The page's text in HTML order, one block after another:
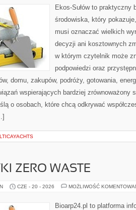
Ekos-Sułów to praktyczny
środowiska, który
musi oznaczać wielkich
decyzji ani kosztownych
w którym czytelnik może
podpowiedzi oraz
domu, zakupów, podróży, gotowania,
wspierających bardziej zrównoważony
o osobach, które chcą odkrywać
ZERO WASTE
CZE - 20 - 2026 MOŻLIWOŚĆ
Bioarp24.pl to platforma